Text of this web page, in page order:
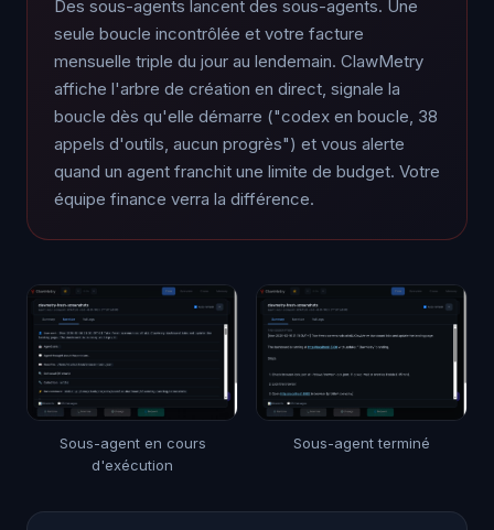
Des sous-agents lancent des sous-agents. Une
seule boucle incontrôlée et votre facture
mensuelle triple du jour au lendemain. ClawMetry
affiche l'arbre de création en direct, signale la
boucle dès qu'elle démarre ("codex en boucle, 38
appels d'outils, aucun progrès") et vous alerte
quand un agent franchit une limite de budget. Votre
équipe finance verra la différence.
Sous-agent en cours
d'exécution
Sous-agent terminé